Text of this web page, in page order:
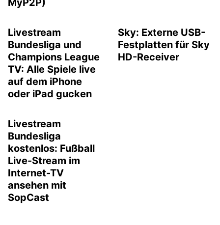
MyP2P)
Livestream
Bundesliga und
Champions League
TV: Alle Spiele live
auf dem iPhone
oder iPad gucken
Sky: Externe USB-
Festplatten für Sky
HD-Receiver
Livestream
Bundesliga
kostenlos: Fußball
Live-Stream im
Internet-TV
ansehen mit
SopCast